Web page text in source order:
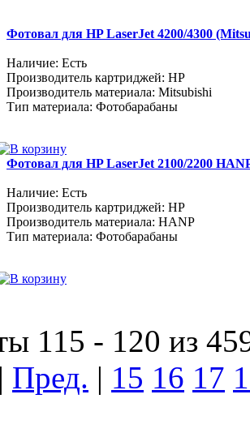
Фотовал для HP LaserJet 4200/4300
Наличие: Есть
Производитель картриджей: HP
Производитель материала: Mitsubishi
Тип материала: Фотобарабаны
Фотовал для HP LaserJet 2100/2200
Наличие: Есть
Производитель картриджей: HP
Производитель материала: HANP
Тип материала: Фотобарабаны
115 - 120 из
| Пред. | 15 16 17